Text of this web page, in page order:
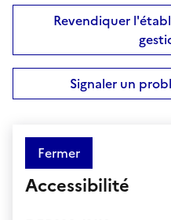
Revendiquer
Signaler un
Fermer
Accessibilité